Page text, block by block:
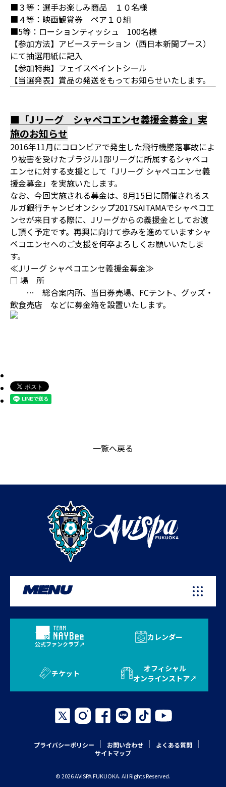
■３等：選手お楽しみ商品 １０名様
■４等：映画観賞券 ペア１０組
■5等：ローションティッシュ 100名様
【参加方法】アビーステーション（西日本新聞ブース）
にて抽選用紙に記入
【参加特典】フェイスペイントシール
【当選発表】賞品の発送をもってお知らせいたします。
■「Jリーグ シャペコエンセ義援金募金」実
施のお知らせ
2016年11月にコロンビアで発生した飛行機墜落事故によ
り被害を受けたブラジル1部リーグに所属するシャペコ
エンセに対する支援として「Jリーグ シャペコエンセ義
援金募金」を実施いたします。
なお、今回実施される募金は、8月15日に開催されるス
ルガ銀行チャンピオンシップ2017SAITAMAでシャペコエ
ンセが来日する際に、Jリーグからの義援金としてお渡
し頂く予定です。再興に向けて歩みを進めていますシャ
ペコエンセへのご支援を何卒よろしくお願いいたしま
す。
≪Jリーグ シャペコエンセ義援金募金≫
□ 場 所
… 総合案内所、当日券売場、FCテント、グッズ・
飲食売店 などに募金箱を設置いたします。
一覧へ戻る
MENU
公式ファンクラブ
カレンダー
チケット
オフィシャル
オンラインストア
プライバシーポリシー お問い合わせ
よくある質問
サイトマップ
© 2026 AVISPA FUKUOKA. All Rights Reserved.